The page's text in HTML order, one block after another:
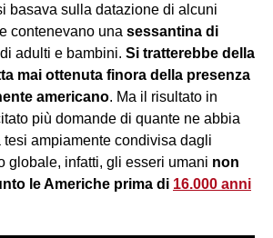
basava sulla datazione di alcuni
contenevano una sessantina di
di adulti e bambini. Si tratterebbe della
mai ottenuta finora della presenza
americano. Ma il risultato in
più domande di quante ne abbia
tesi ampiamente condivisa dagli
globale, infatti, gli esseri umani non
le Americhe prima di 16.000 anni